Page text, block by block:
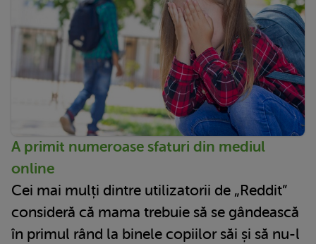
A primit numeroase sfaturi din mediul
online
Cei mai mulți dintre utilizatorii de „Reddit”
consideră că mama trebuie să se gândească
în primul rând la binele copiilor săi și să nu-l